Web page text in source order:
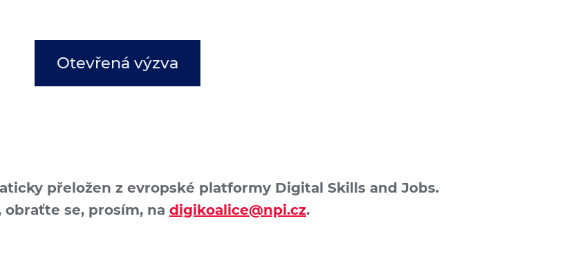
Otevřená výzva
přeložen z evropské platformy Digital Skills and Jobs.
se, prosím, na digikoalice@npi.cz.